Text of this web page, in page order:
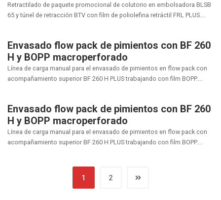
Retractilado de paquete promocional de colutorio en embolsadora BLSB
65 y túnel de retracción BTV con film de poliolefina retráctil FRL PLUS....
Envasado flow pack de pimientos con BF 260
H y BOPP macroperforado
Línea de carga manual para el envasado de pimientos en flow pack con
acompañamiento superior BF 260 H PLUS trabajando con film BOPP....
Envasado flow pack de pimientos con BF 260
H y BOPP macroperforado
Línea de carga manual para el envasado de pimientos en flow pack con
acompañamiento superior BF 260 H PLUS trabajando con film BOPP....
1 2